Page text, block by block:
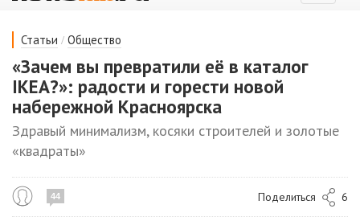
меню
Статьи / Общество
«Зачем вы превратили её в каталог
IKEA?»: радости и горести новой
набережной Красноярска
Здравый минимализм, косяки строителей и золотые
«квадраты»
44 Поделиться 6